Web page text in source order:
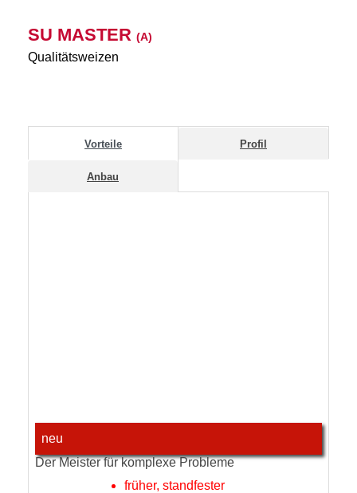
SU MASTER (A)
Qualitätsweizen
Vorteile Profil
Anbau
neu
Der Meister für komplexe Probleme
früher, standfester